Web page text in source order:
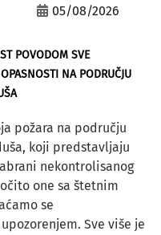
05/08/2026
POVODOM SVE
NA PODRUČJU
požara na području
koji predstavljaju
nekontrolisanog
one sa štetnim
se
Sve više je